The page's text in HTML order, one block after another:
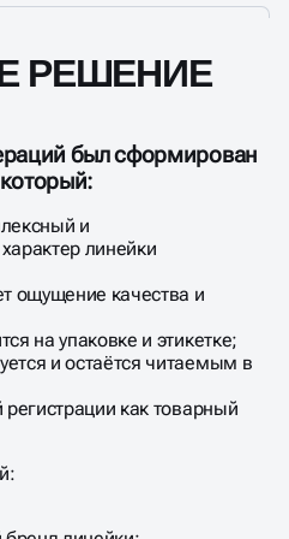
РЕШЕНИЕ
был сформирован
и
линейки
ощущение качества и
на упаковке и этикетке;
и остаётся читаемым в
как товарный